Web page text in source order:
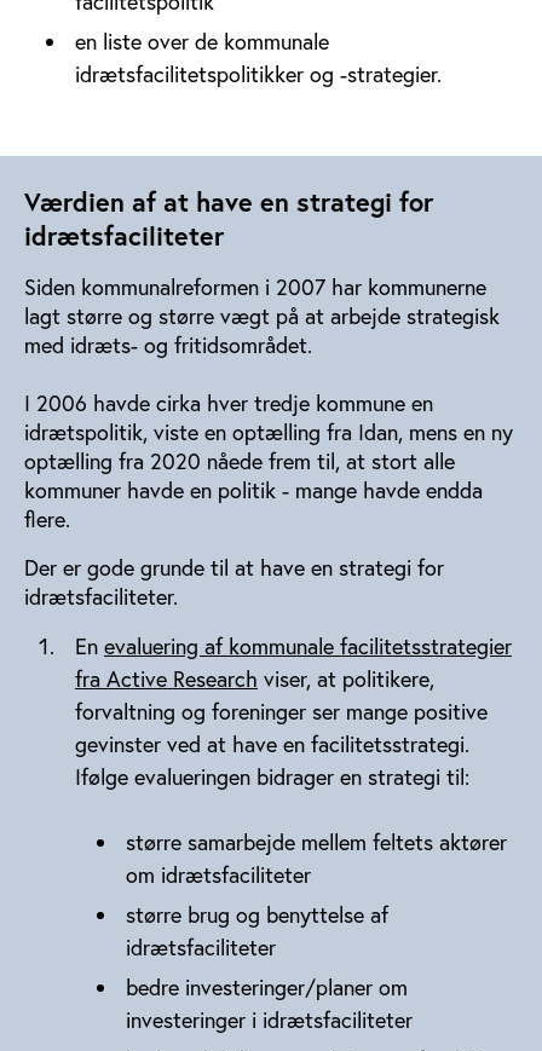
en liste over de kommunale
idrætsfacilitetspolitikker og -strategier.
Værdien af at have en strategi for
idrætsfaciliteter
Siden kommunalreformen i 2007 har kommunerne
lagt større og større vægt på at arbejde strategisk
med idræts- og fritidsområdet.
I 2006 havde cirka hver tredje kommune en
idrætspolitik, viste en optælling fra Idan, mens en ny
optælling fra 2020 nåede frem til, at stort alle
kommuner havde en politik - mange havde endda
flere.
Der er gode grunde til at have en strategi for
idrætsfaciliteter.
En evaluering af kommunale facilitetsstrategier
fra Active Research viser, at politikere,
forvaltning og foreninger ser mange positive
gevinster ved at have en facilitetsstrategi.
Ifølge evalueringen bidrager en strategi til:
større samarbejde mellem feltets aktører
om idrætsfaciliteter
større brug og benyttelse af
idrætsfaciliteter
bedre investeringer/planer om
investeringer i idrætsfaciliteter